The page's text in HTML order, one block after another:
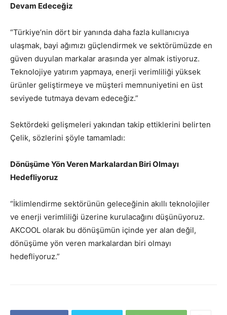
Devam Edeceğiz
“Türkiye’nin dört bir yanında daha fazla kullanıcıya
ulaşmak, bayi ağımızı güçlendirmek ve sektörümüzde en
güven duyulan markalar arasında yer almak istiyoruz.
Teknolojiye yatırım yapmaya, enerji verimliliği yüksek
ürünler geliştirmeye ve müşteri memnuniyetini en üst
seviyede tutmaya devam edeceğiz.”
Sektördeki gelişmeleri yakından takip ettiklerini belirten
Çelik, sözlerini şöyle tamamladı:
Dönüşüme Yön Veren Markalardan Biri Olmayı
Hedefliyoruz
“İklimlendirme sektörünün geleceğinin akıllı teknolojiler
ve enerji verimliliği üzerine kurulacağını düşünüyoruz.
AKCOOL olarak bu dönüşümün içinde yer alan değil,
dönüşüme yön veren markalardan biri olmayı
hedefliyoruz.”